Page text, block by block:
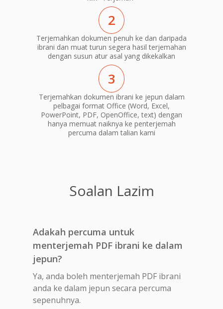
2
Terjemahkan dokumen penuh ke dan daripada
ibrani dan muat turun segera hasil terjemahan
dengan susun atur asal yang dikekalkan
3
Terjemahkan dokumen ibrani ke jepun dalam
pelbagai format Office (Word, Excel,
PowerPoint, PDF, OpenOffice, text) dengan
hanya memuat naiknya ke penterjemah
percuma dalam talian kami
Soalan Lazim
Adakah percuma untuk
menterjemah PDF ibrani ke dalam
jepun?
Ya, anda boleh menterjemah PDF ibrani
anda ke dalam jepun secara percuma
sepenuhnya.